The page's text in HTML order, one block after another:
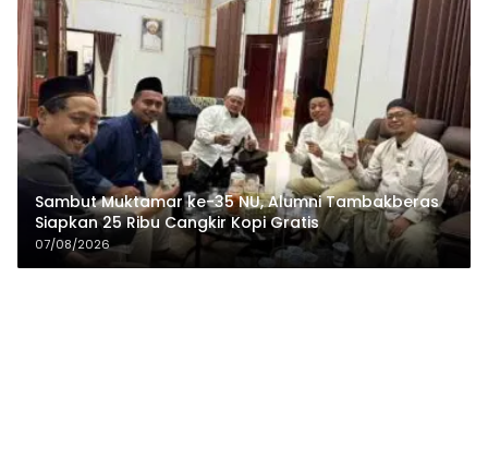
Sambut Muktamar ke-35 NU, Alumni Tambakberas
Siapkan 25 Ribu Cangkir Kopi Gratis
07/08/2026